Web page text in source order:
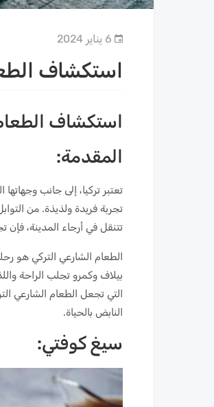
6 يناير 2024
استكشاف
استكشاف
المقدمة:
تعتبر تركيا، إلى جانب
تجربة فريدة ولذيذة. من
تتنقل في أرجاء المدينة،
الطعام الشارعي التركي هو
بيلاف وكمرو تجلب الراحة
التي تجعل الطعام الشارعي
النابض بالحياة.
سيغ كوفتي: